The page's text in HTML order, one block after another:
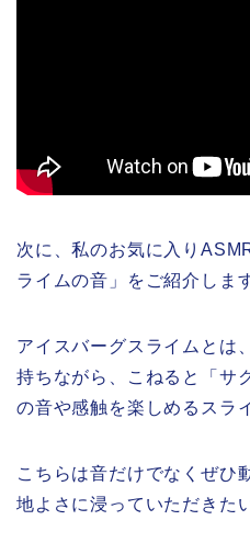
次に、私のお気に入り
ライムの音」をご紹介しま
アイスバーグスライムとは
持ちながら、こねると「サ
の音や感触を楽しめるスラ
こちらは音だけでなくぜひ
地よさに浸っていただきた